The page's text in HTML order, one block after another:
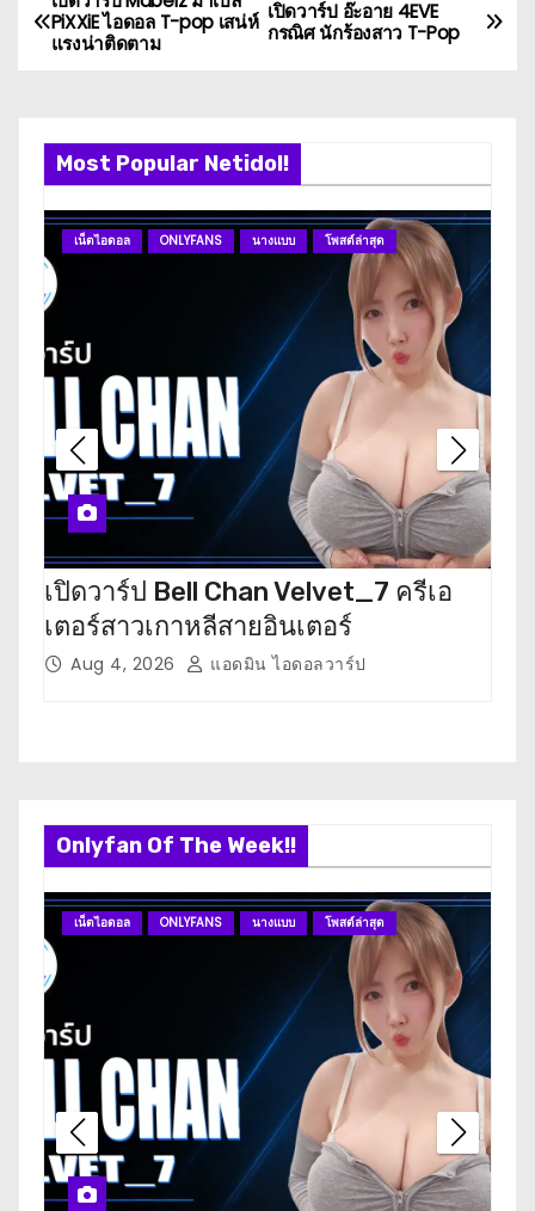
P
o
n
a
v
g
a
t
o
n
เปิดวาร์ป อ๊ะอาย 4EVE
กรณิศ นักร้องสาว T-Pop
PiXXiE ไอดอล T-pop เสน่ห์
แรงน่าติดตาม
Most Popular Netidol!
เน็ตไอดอล ONLYFANS นางแบบ โพสต์ล่าสุด
เปิดวาร์ป Bell Chan Velvet_7 ครีเอ
เตอร์สาวเกาหลีสายอินเตอร์
Aug 4, 2026 แอดมิน ไอดอลวาร์ป
Onlyfan Of The Week!!
เน็ตไอดอล ONLYFANS นางแบบ โพสต์ล่าสุด